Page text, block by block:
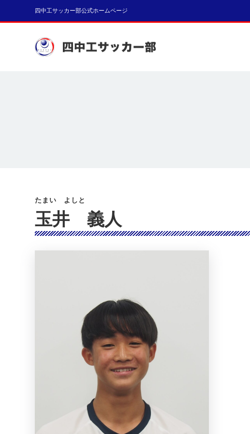
四中工サッカー部公式ホームページ
玉井 義人